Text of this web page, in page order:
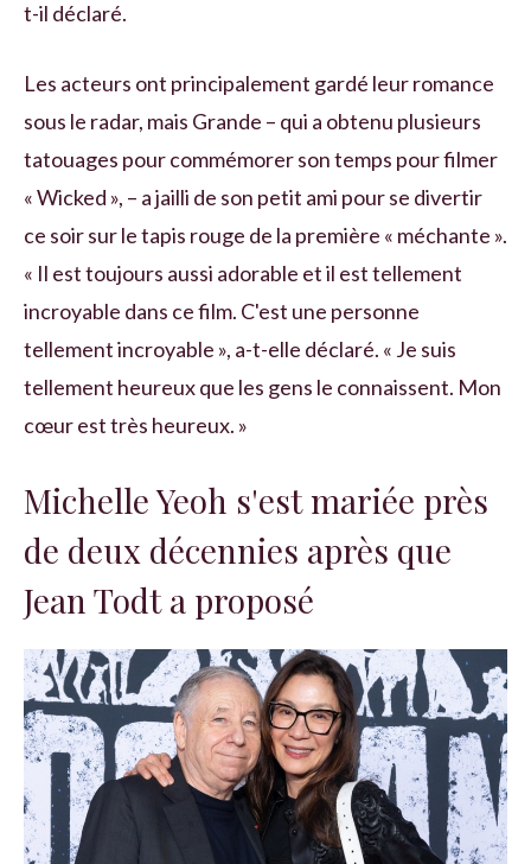
t-il déclaré.
Les acteurs ont principalement gardé leur romance
sous le radar, mais Grande – qui a obtenu plusieurs
tatouages ​​pour commémorer son temps pour filmer
« Wicked », – a jailli de son petit ami pour se divertir
ce soir sur le tapis rouge de la première « méchante ».
« Il est toujours aussi adorable et il est tellement
incroyable dans ce film. C'est une personne
tellement incroyable », a-t-elle déclaré. « Je suis
tellement heureux que les gens le connaissent. Mon
cœur est très heureux. »
Michelle Yeoh s'est mariée près
de deux décennies après que
Jean Todt a proposé